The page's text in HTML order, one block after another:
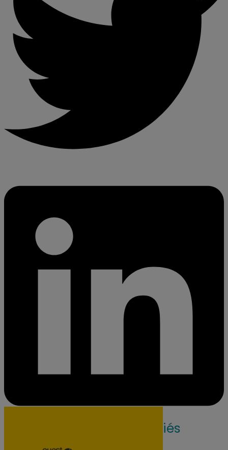
Nos articles associés